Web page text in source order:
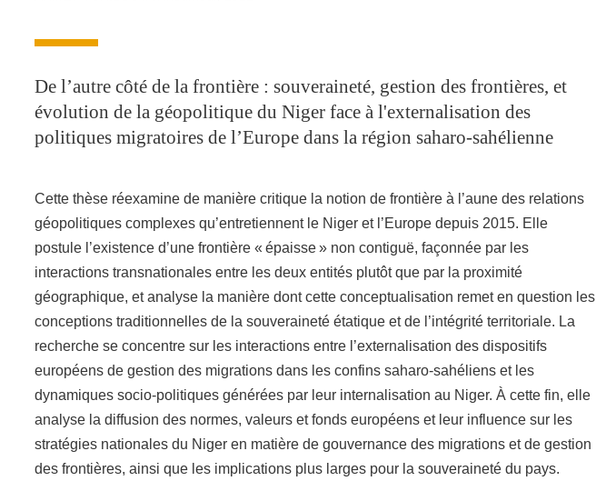
De l’autre côté de la frontière : souveraineté, gestion des frontières, et
évolution de la géopolitique du Niger face à l'externalisation des
politiques migratoires de l’Europe dans la région saharo-sahélienne
Cette thèse réexamine de manière critique la notion de frontière à l’aune des relations
géopolitiques complexes qu’entretiennent le Niger et l’Europe depuis 2015. Elle
postule l’existence d’une frontière « épaisse » non contiguë, façonnée par les
interactions transnationales entre les deux entités plutôt que par la proximité
géographique, et analyse la manière dont cette conceptualisation remet en question les
conceptions traditionnelles de la souveraineté étatique et de l’intégrité territoriale. La
recherche se concentre sur les interactions entre l’externalisation des dispositifs
européens de gestion des migrations dans les confins saharo-sahéliens et les
dynamiques socio-politiques générées par leur internalisation au Niger. À cette fin, elle
analyse la diffusion des normes, valeurs et fonds européens et leur influence sur les
stratégies nationales du Niger en matière de gouvernance des migrations et de gestion
des frontières, ainsi que les implications plus larges pour la souveraineté du pays.